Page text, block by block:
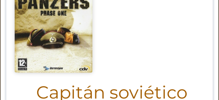
Capitán soviético